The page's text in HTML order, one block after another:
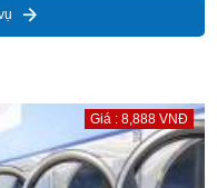
Giá : 8,888 VNĐ